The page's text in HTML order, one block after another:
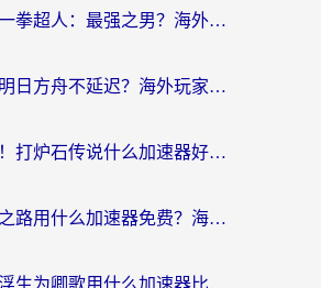
印度怎么玩一拳超人：最强之男？海外党国服游戏加速避坑指南
国外怎么玩明日方舟不延迟？海外玩家国服游戏加速终极指南（附DNF梦幻诛仙解决方案）
海外党别愁！打炉石传说什么加速器好用？3个实用技巧解决国服游戏卡顿
国外玩流放之路用什么加速器免费？海外党亲测有效的国服游戏加速指南
国外玩国服浮生为卿歌用什么加速器比较好？海外党亲测不踩坑指南